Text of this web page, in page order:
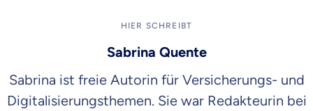
HIER SCHREIBT
Sabrina Quente
Sabrina ist freie Autorin für Versicherungs- und
Digitalisierungsthemen. Sie war Redakteurin bei